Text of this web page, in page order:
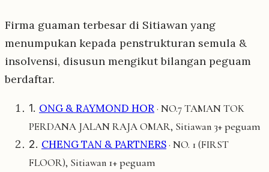
Firma guaman terbesar di Sitiawan yang
menumpukan kepada penstrukturan semula &
insolvensi, disusun mengikut bilangan peguam
berdaftar.
1. ONG & RAYMOND HOR· NO.7 TAMAN TOK
PERDANA JALAN RAJA OMAR, Sitiawan 3+ peguam
2. CHENG TAN & PARTNERS· NO. 1 (FIRST
FLOOR), Sitiawan 1+ peguam